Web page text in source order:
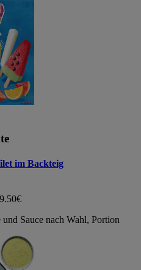
im Backteig
Sauce nach Wahl, Portion